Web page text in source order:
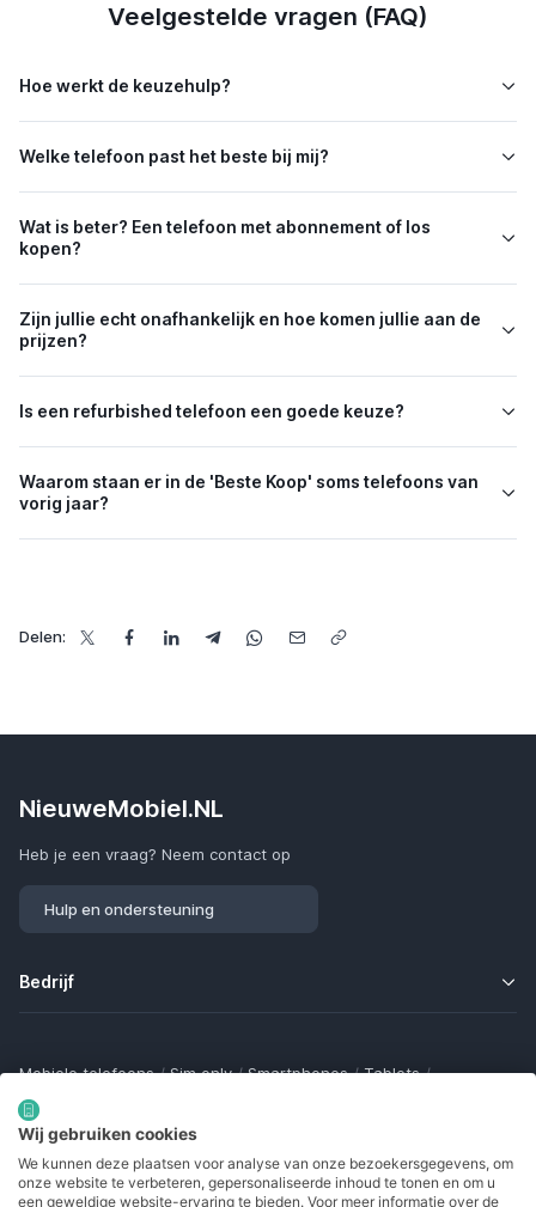
Veelgestelde vragen (FAQ)
Hoe werkt de keuzehulp?
Welke telefoon past het beste bij mij?
Wat is beter? Een telefoon met abonnement of los
kopen?
Zijn jullie echt onafhankelijk en hoe komen jullie aan de
prijzen?
Is een refurbished telefoon een goede keuze?
Waarom staan er in de 'Beste Koop' soms telefoons van
vorig jaar?
Delen:
NieuweMobiel.NL
Heb je een vraag? Neem contact op
Hulp en ondersteuning
Bedrijf
Mobiele telefoons / Sim only / Smartphones / Tablets /
Smartwatches
Bluetooth trackers / Opladers
Samsung Galaxy
Gamingtelefoons / Foldables / Robuuste telefoons /
Seniorentelefoons / Waterdichte telefoons / Refurbished
Wij gebruiken cookies
We kunnen deze plaatsen voor analyse van onze bezoekersgegevens, om
onze website te verbeteren, gepersonaliseerde inhoud te tonen en om u
een geweldige website-ervaring te bieden. Voor meer informatie over de